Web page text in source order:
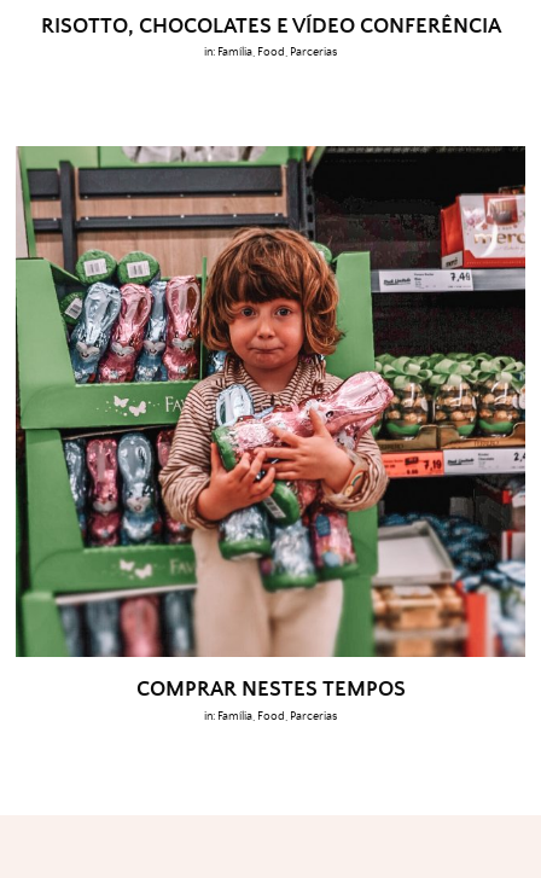
RISOTTO, CHOCOLATES E VÍDEO CONFERÊNCIA
in: Família Food Parcerias
COMPRAR NESTES TEMPOS
in: Família Food Parcerias